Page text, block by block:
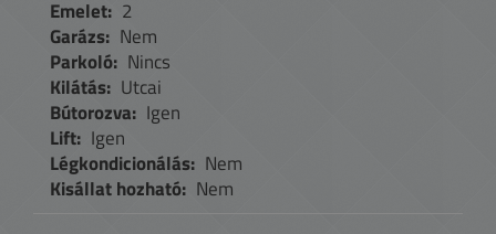
Emelet: 2
Garázs: Nem
Parkoló: Nincs
Kilátás: Utcai
Bútorozva: Igen
Lift: Igen
Légkondicionálás: Nem
Kisállat hozható: Nem